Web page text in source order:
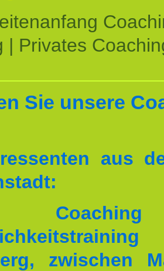
| Privates
Sie unsere
aus
zwischen